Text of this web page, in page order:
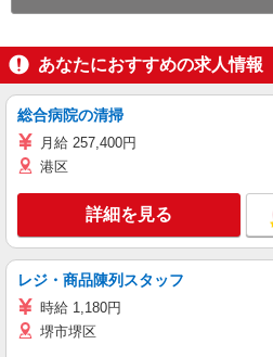
あなたにおすすめの求人情報
総合病院の清掃
月給 257,400円
港区
詳細を見る
レジ・商品陳列スタッフ
時給 1,180円
堺市堺区